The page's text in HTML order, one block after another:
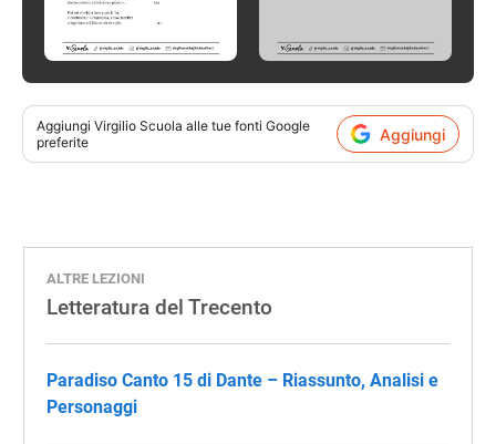
Aggiungi Virgilio Scuola alle tue fonti Google
preferite
Aggiungi
ALTRE LEZIONI
Letteratura del Trecento
Paradiso Canto 15 di Dante – Riassunto, Analisi e
Personaggi